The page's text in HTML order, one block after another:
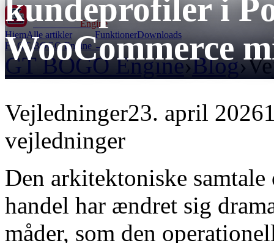
GT BOGOEngine
HjemAlle artikler FunktionerDownloads
Få GT BOGO Engine →
GT BOGO Engine›Blog›
kundeprofiler i
WooCommerce
Vejledninger23. april 2026
vejledninger
Den arkitektoniske
handel har ændret sig
måder, som den